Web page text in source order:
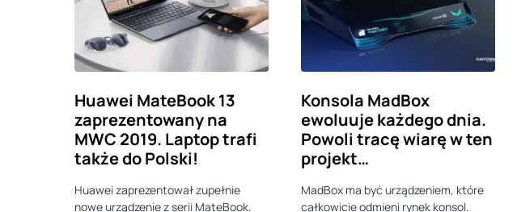
Huawei MateBook 13
zaprezentowany na
MWC 2019. Laptop trafi
także do Polski!
Huawei zaprezentował zupełnie
nowe urządzenie z serii MateBook.
Konsola MadBox
ewoluuje każdego dnia.
Powoli tracę wiarę w ten
projekt…
MadBox ma być urządzeniem, które
całkowicie odmieni rynek konsol.